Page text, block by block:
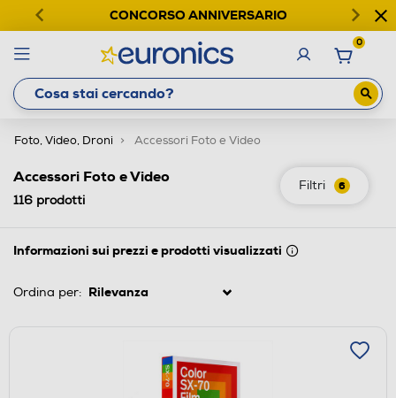
CONCORSO ANNIVERSARIO
0
Foto, Video, Droni Accessori Foto e Video
Filtri 6
Accessori Foto e Video
116 prodotti
Informazioni sui prezzi e prodotti visualizzati
Ordina per: